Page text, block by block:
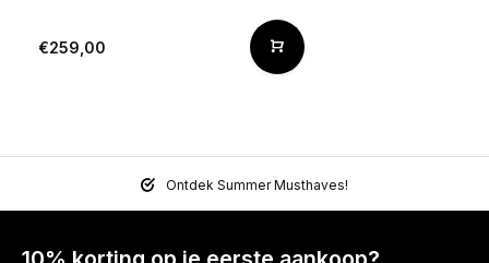
€259,00
Ontdek Summer Musthaves!